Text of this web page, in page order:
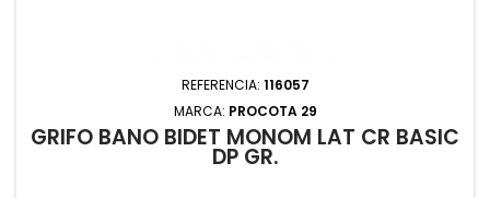
REFERENCIA: 116057
MARCA: PROCOTA 29
GRIFO BAÑO BIDET MONOM LAT CR BASIC
DP GR.